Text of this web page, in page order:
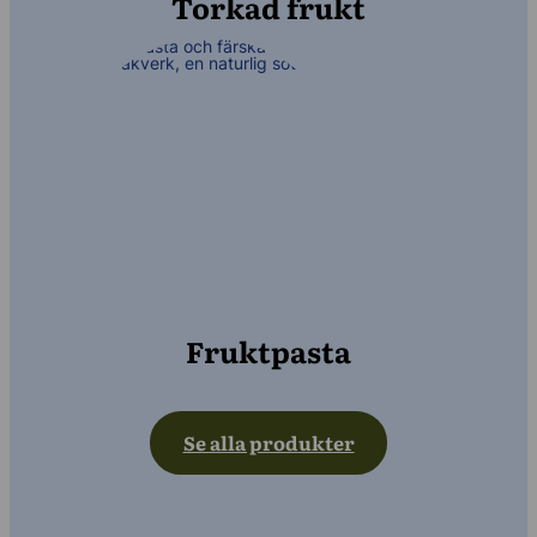
Fruktpasta
Se alla produkter